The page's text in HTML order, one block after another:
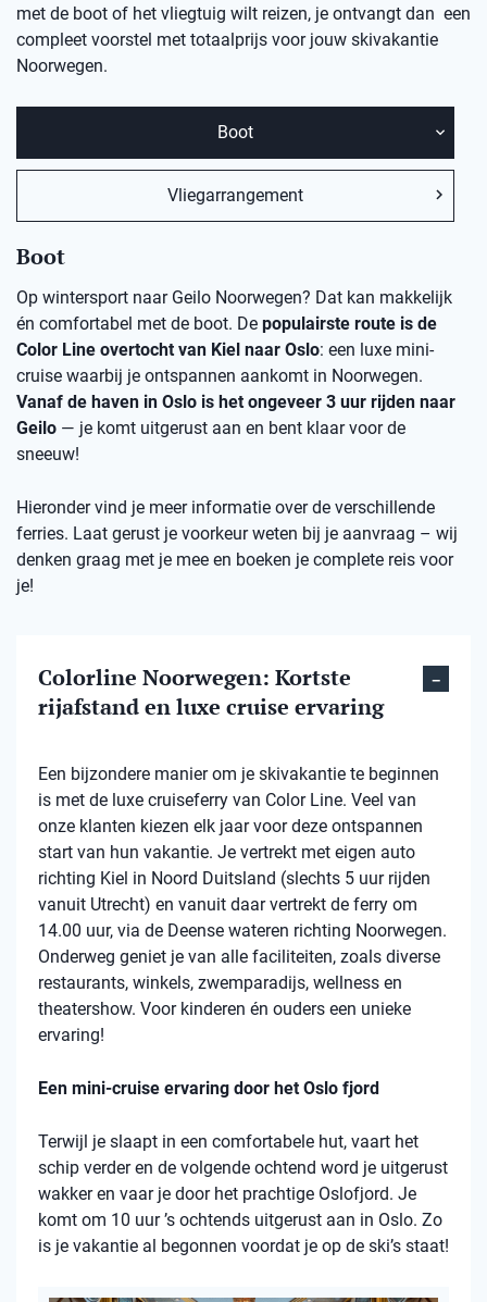
met de boot of het vliegtuig wilt reizen, je ontvangt dan een
compleet voorstel met totaalprijs voor jouw skivakantie
Noorwegen.
Boot
Vliegarrangement
Boot
Op wintersport naar Geilo Noorwegen? Dat kan makkelijk
én comfortabel met de boot. De populairste route is de
Color Line overtocht van Kiel naar Oslo: een luxe mini-
cruise waarbij je ontspannen aankomt in Noorwegen.
Vanaf de haven in Oslo is het ongeveer 3 uur rijden naar
Geilo — je komt uitgerust aan en bent klaar voor de
sneeuw!
Hieronder vind je meer informatie over de verschillende
ferries. Laat gerust je voorkeur weten bij je aanvraag – wij
denken graag met je mee en boeken je complete reis voor
je!
Colorline Noorwegen: Kortste
rijafstand en luxe cruise ervaring
Een bijzondere manier om je skivakantie te beginnen
is met de luxe cruiseferry van Color Line. Veel van
onze klanten kiezen elk jaar voor deze ontspannen
start van hun vakantie. Je vertrekt met eigen auto
richting Kiel in Noord Duitsland (slechts 5 uur rijden
vanuit Utrecht) en vanuit daar vertrekt de ferry om
14.00 uur, via de Deense wateren richting Noorwegen.
Onderweg geniet je van alle faciliteiten, zoals diverse
restaurants, winkels, zwemparadijs, wellness en
theatershow. Voor kinderen én ouders een unieke
ervaring!
Een mini-cruise ervaring door het Oslo fjord
Terwijl je slaapt in een comfortabele hut, vaart het
schip verder en de volgende ochtend word je uitgerust
wakker en vaar je door het prachtige Oslofjord. Je
komt om 10 uur ’s ochtends uitgerust aan in Oslo. Zo
is je vakantie al begonnen voordat je op de ski’s staat!